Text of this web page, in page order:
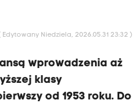
Edytowany Niedziela, 2026.05.31 23:32 )
wprowadzenia aż
klasy
od 1953 roku. Do